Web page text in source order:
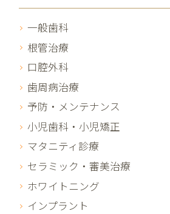
一般歯科
根管治療
口腔外科
歯周病治療
予防・メンテナンス
小児歯科・小児矯正
マタニティ診療
セラミック・審美治療
ホワイトニング
インプラント